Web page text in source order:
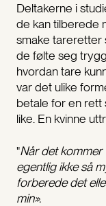
Deltakerne i
de kan tilberede
smake tareretter
de følte seg
hvordan tare
var det ulike
betale for en rett
like. En kvinne
"Når det kommer
egentlig ikke så
forberede det
min».